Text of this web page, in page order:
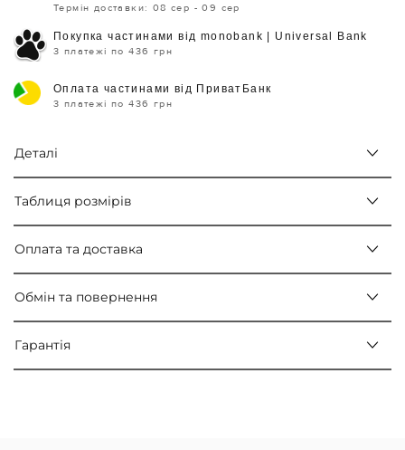
Термін доставки: 08 сер - 09 сер
Покупка частинами від monobank | Universal Bank
3 платежі по 436 грн
Оплата частинами від ПриватБанк
3 платежі по 436 грн
Деталі
Таблиця розмірів
Оплата та доставка
Обмін та повернення
Гарантія